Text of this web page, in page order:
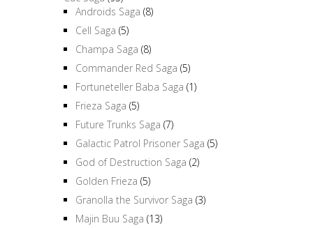
Androids Saga (8)
Cell Saga (5)
Champa Saga (8)
Commander Red Saga (5)
Fortuneteller Baba Saga (1)
Frieza Saga (5)
Future Trunks Saga (7)
Galactic Patrol Prisoner Saga (5)
God of Destruction Saga (2)
Golden Frieza (5)
Granolla the Survivor Saga (3)
Majin Buu Saga (13)